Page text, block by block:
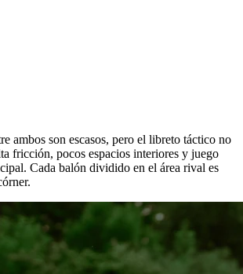
ambos son escasos, pero el libreto táctico no
fricción, pocos espacios interiores y juego
Cada balón dividido en el área rival es